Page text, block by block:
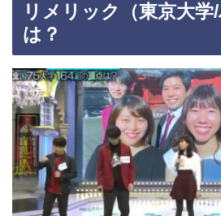
リメリック（東京大学
は？